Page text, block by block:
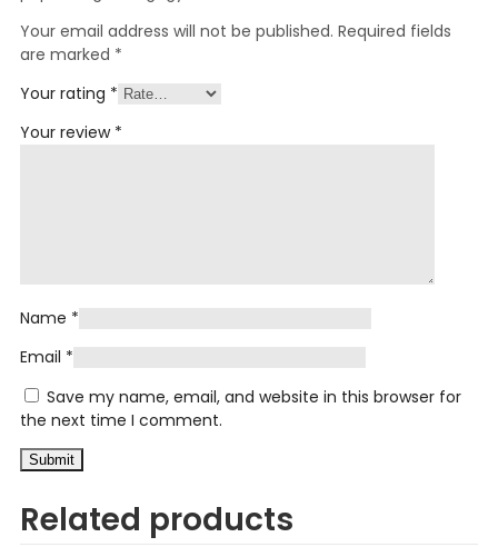
Your email address will not be published. Required fields
are marked *
Your rating *
Your review *
Name *
Email *
Save my name, email, and website in this browser for
the next time I comment.
Related products